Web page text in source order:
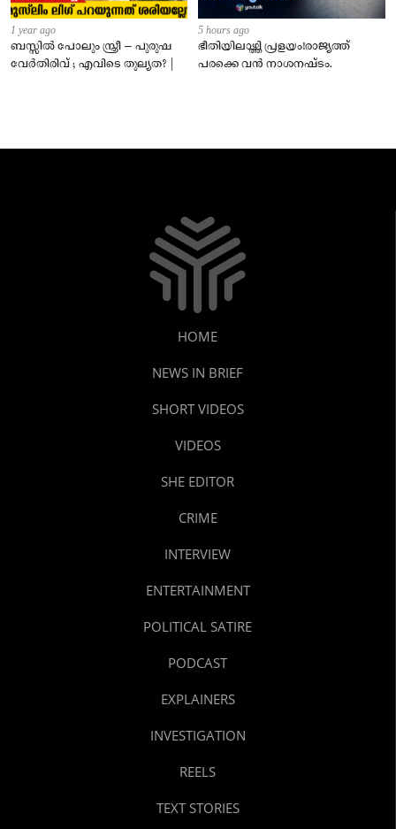
1 year ago
ബസ്സിൽ പോലും സ്ത്രീ – പുരുഷ
വേർതിരിവ് ; എവിടെ തുല്യത? |
5 hours ago
ഭീതിയിലാഴ്ത്തി പ്രളയം!രാജ്യത്ത്
പരക്കെ വൻ നാശനഷ്ടം.
HOME
NEWS IN BRIEF
SHORT VIDEOS
VIDEOS
SHE EDITOR
CRIME
INTERVIEW
ENTERTAINMENT
POLITICAL SATIRE
PODCAST
EXPLAINERS
INVESTIGATION
REELS
TEXT STORIES